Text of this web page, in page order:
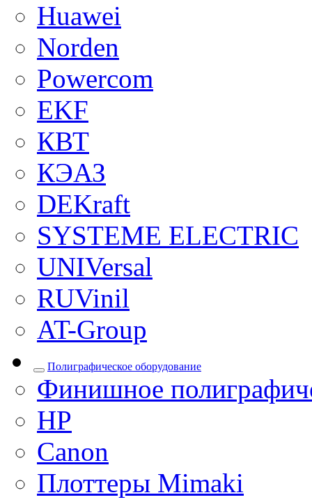
Huawei
Norden
Powercom
EKF
КВТ
КЭАЗ
DEKraft
SYSTEME ELECTRIC
UNIVersal
RUVinil
AT-Group
Полиграфическое оборудование
Финишное
HP
Canon
Плоттеры Mimaki